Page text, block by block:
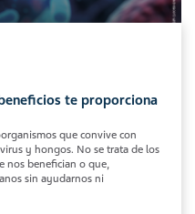
te proporciona
que convive con
y hongos. No se trata de los
nos benefician o que,
sin ayudarnos ni